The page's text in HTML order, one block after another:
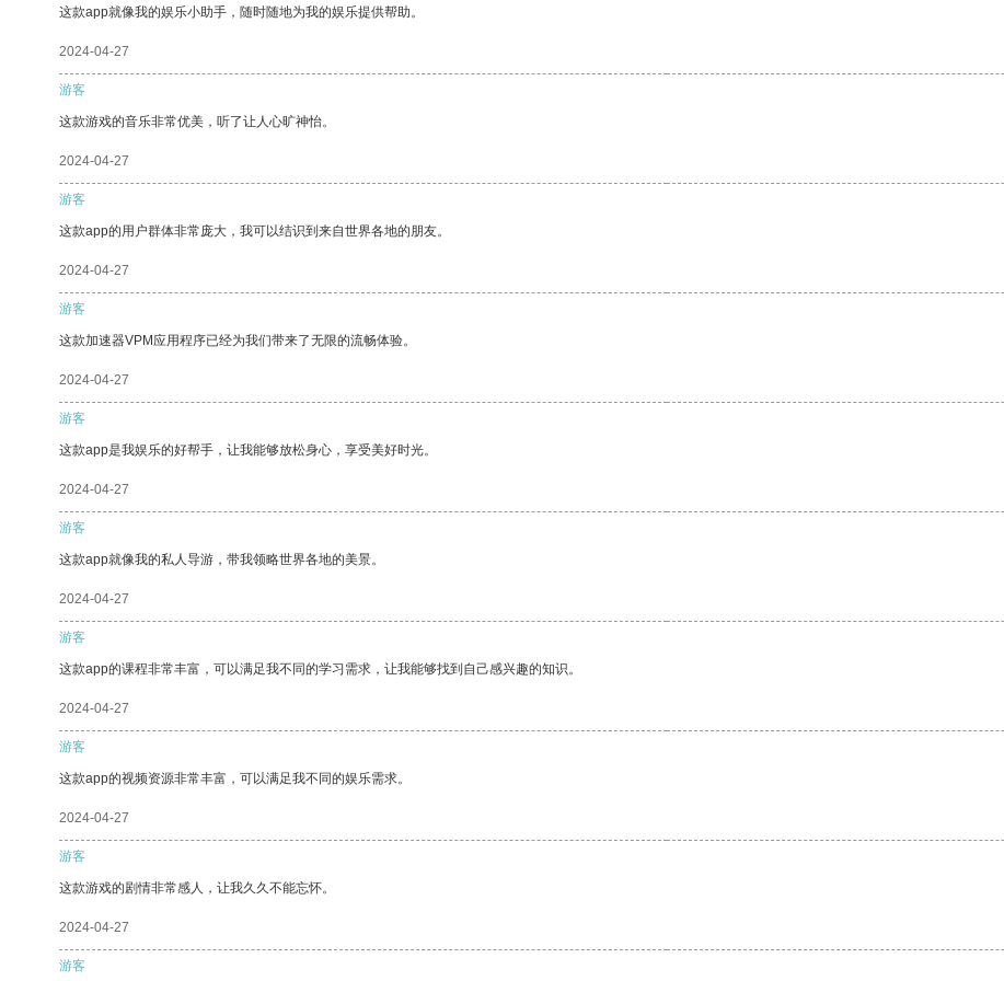
这款app就像我的娱乐小助手，随时随地为我的娱乐提供帮助。
2024-04-27
游客
这款游戏的音乐非常优美，听了让人心旷神怡。
2024-04-27
游客
这款app的用户群体非常庞大，我可以结识到来自世界各地的朋友。
2024-04-27
游客
这款加速器VPM应用程序已经为我们带来了无限的流畅体验。
2024-04-27
游客
这款app是我娱乐的好帮手，让我能够放松身心，享受美好时光。
2024-04-27
游客
这款app就像我的私人导游，带我领略世界各地的美景。
2024-04-27
游客
这款app的课程非常丰富，可以满足我不同的学习需求，让我能够找到自己感兴趣的知识。
2024-04-27
游客
这款app的视频资源非常丰富，可以满足我不同的娱乐需求。
2024-04-27
游客
这款游戏的剧情非常感人，让我久久不能忘怀。
2024-04-27
游客